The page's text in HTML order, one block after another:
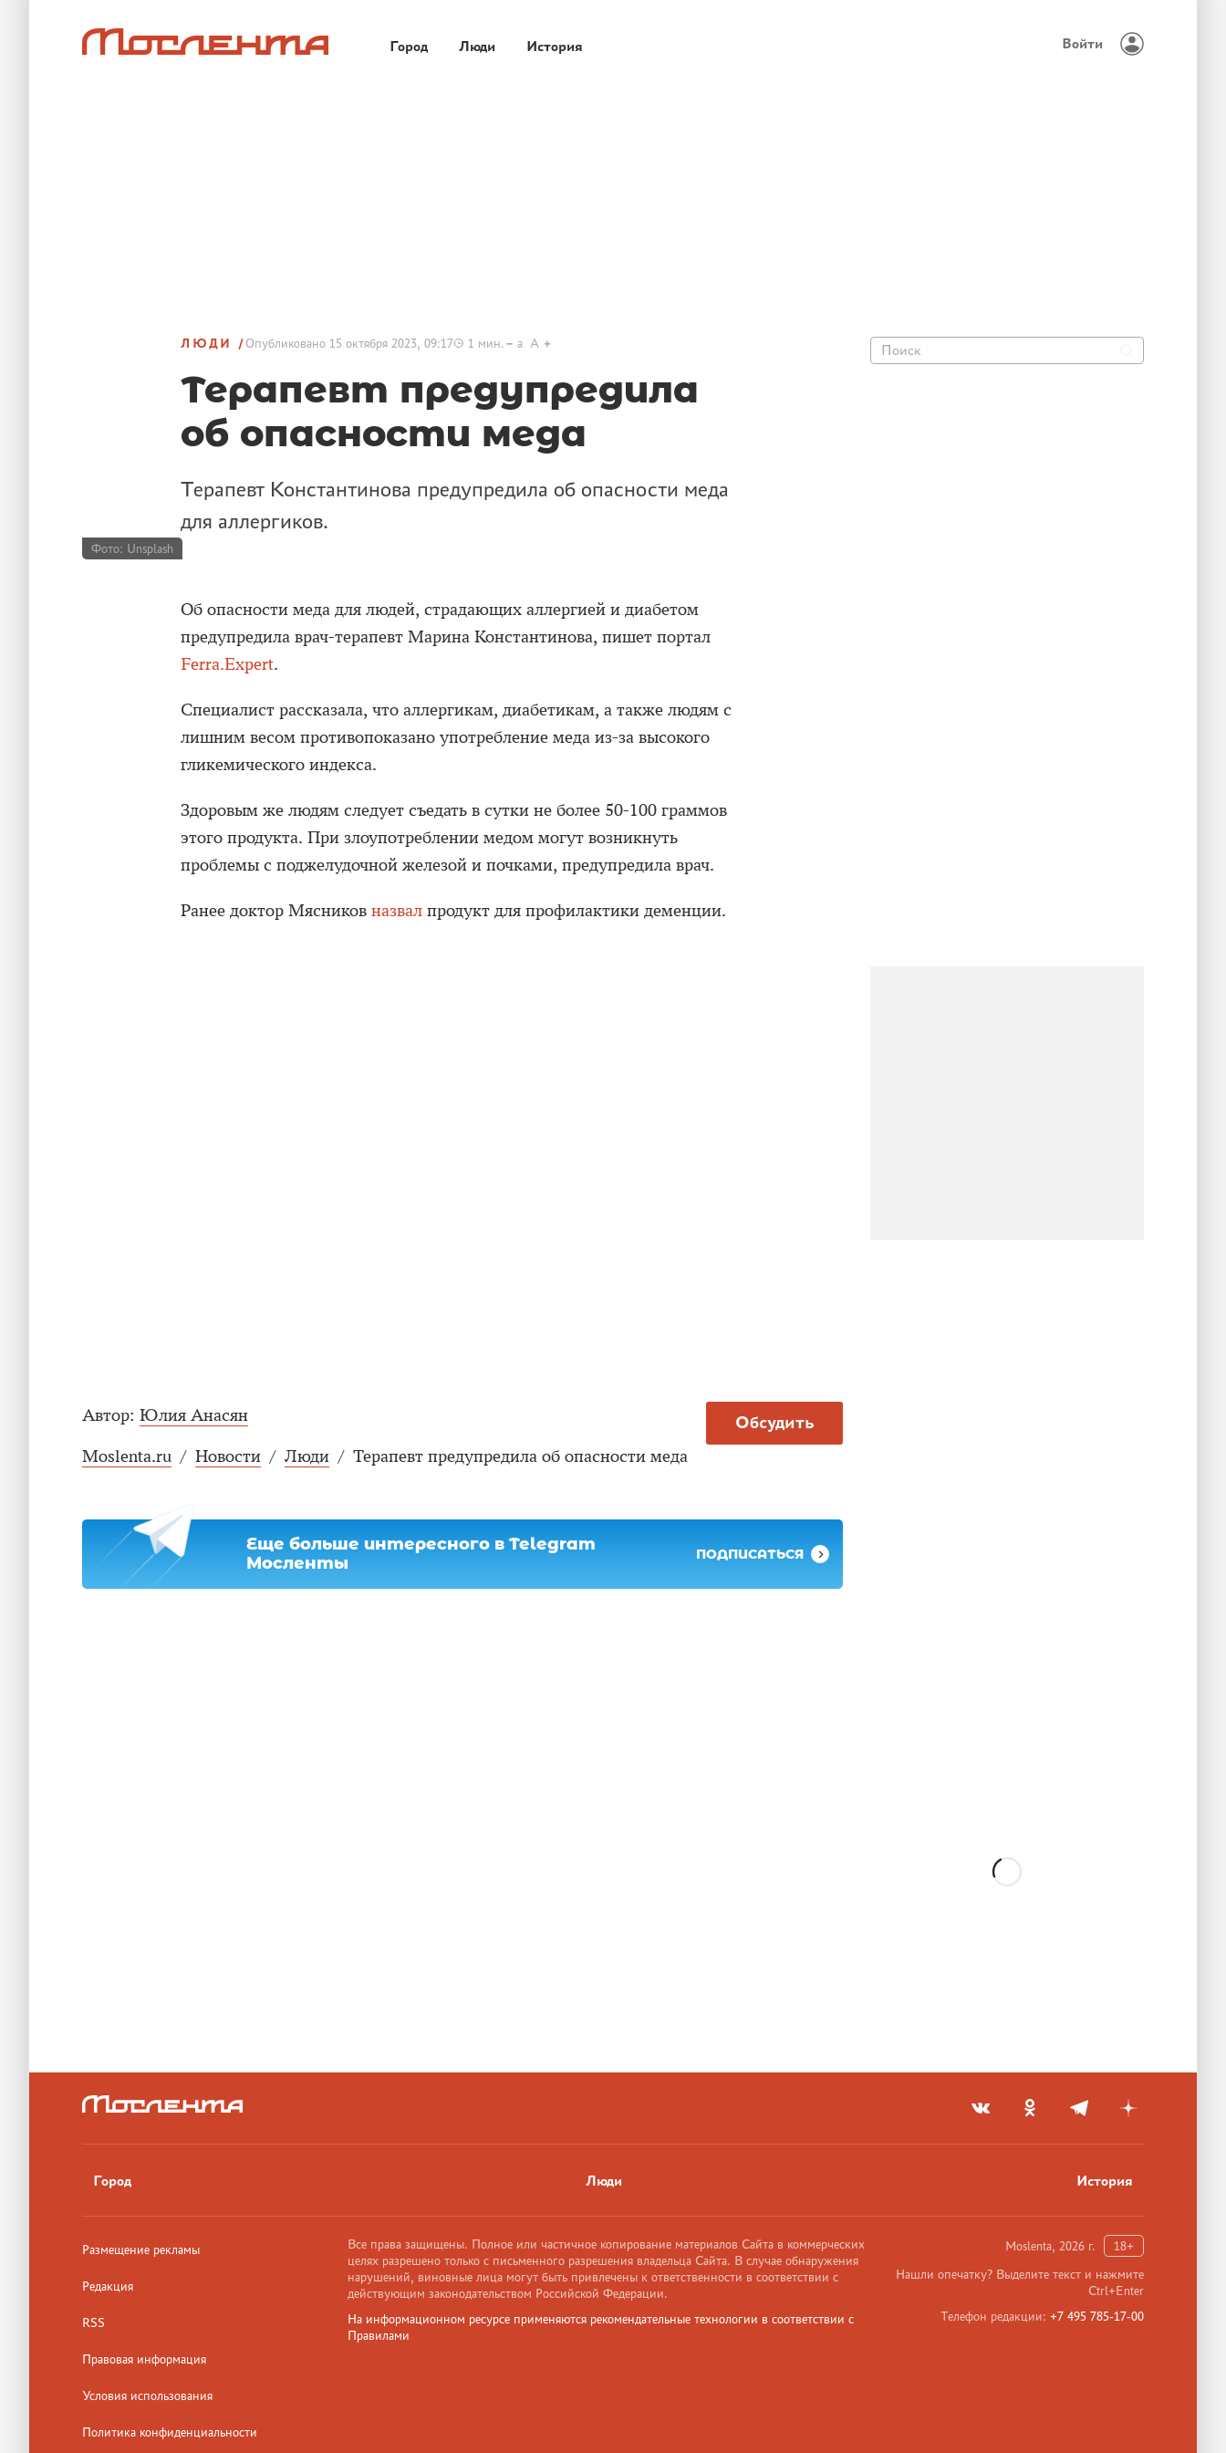
Город Люди История Войти
ЛЮДИ Опубликовано 15 октября 2023, 09:17 1 мин. a A
Терапевт предупредила
об опасности меда
Терапевт Константинова предупредила об опасности меда
для аллергиков.
Фото: Unsplash
Об опасности меда для людей, страдающих аллергией и диабетом
предупредила врач-терапевт Марина Константинова, пишет портал
Ferra.Expert.
Специалист рассказала, что аллергикам, диабетикам, а также людям с
лишним весом противопоказано употребление меда из-за высокого
гликемического индекса.
Здоровым же людям следует съедать в сутки не более 50-100 граммов
этого продукта. При злоупотреблении медом могут возникнуть
проблемы с поджелудочной железой и почками, предупредила врач.
Ранее доктор Мясников назвал продукт для профилактики деменции.
Обсудить
Автор: Юлия Анасян
Moslenta.ru / Новости / Люди / Терапевт предупредила об опасности меда
Еще больше интересного в Telegram
Мосленты
ПОДПИСАТЬСЯ
Город Люди История
Размещение рекламы
Редакция
RSS
Правовая информация
Условия использования
Политика конфиденциальности
Moslenta, 2026 г.
18+
Нашли опечатку? Выделите текст и нажмите
Ctrl+Enter
Телефон редакции: +7 495 785-17-00
Все права защищены. Полное или частичное копирование материалов Сайта в коммерческих
целях разрешено только с письменного разрешения владельца Сайта. В случае обнаружения
нарушений, виновные лица могут быть привлечены к ответственности в соответствии с
действующим законодательством Российской Федерации.
На информационном ресурсе применяются рекомендательные технологии в соответствии с
Правилами